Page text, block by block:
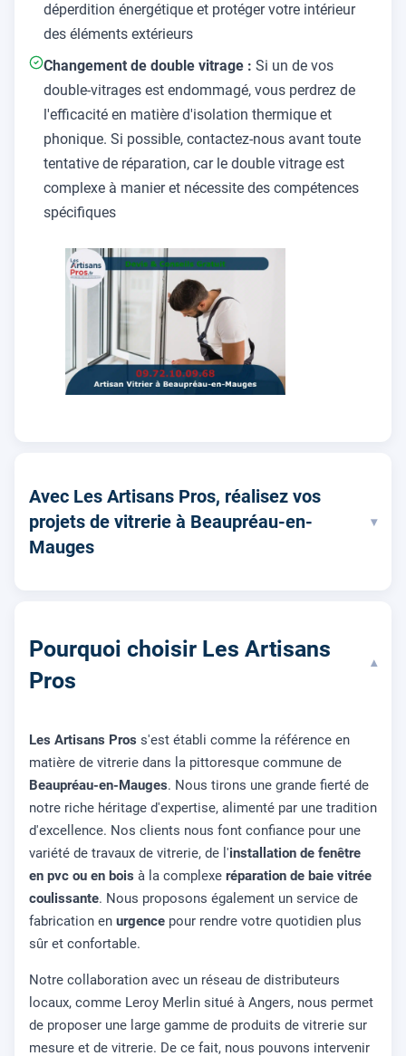
déperdition énergétique et protéger votre intérieur
des éléments extérieurs
Changement de double vitrage : Si un de vos
double-vitrages est endommagé, vous perdrez de
l'efficacité en matière d'isolation thermique et
phonique. Si possible, contactez-nous avant toute
tentative de réparation, car le double vitrage est
complexe à manier et nécessite des compétences
spécifiques
Avec Les Artisans Pros, réalisez vos
projets de vitrerie à Beaupréau-en-
Mauges
▾
Pourquoi choisir Les Artisans
Pros
▾
Les Artisans Pros s'est établi comme la référence en
matière de vitrerie dans la pittoresque commune de
Beaupréau-en-Mauges. Nous tirons une grande fierté de
notre riche héritage d'expertise, alimenté par une tradition
d'excellence. Nos clients nous font confiance pour une
variété de travaux de vitrerie, de l'installation de fenêtre
en pvc ou en bois à la complexe réparation de baie vitrée
coulissante. Nous proposons également un service de
fabrication en urgence pour rendre votre quotidien plus
sûr et confortable.
Notre collaboration avec un réseau de distributeurs
locaux, comme Leroy Merlin situé à Angers, nous permet
de proposer une large gamme de produits de vitrerie sur
mesure et de vitrerie. De ce fait, nous pouvons intervenir